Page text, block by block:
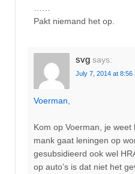
Pakt niemand het op.
svg says:
July 7, 2014 at 8:56
Voerman
Kom op Voerman, je
mank gaat leningen op
gesubsidieerd ook wel
op auto’s is dat niet het